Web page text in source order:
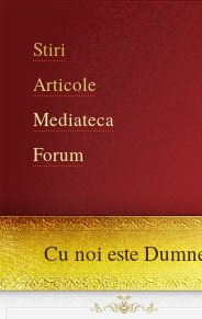
Stiri
Articole
Mediateca
Forum
Cu noi este